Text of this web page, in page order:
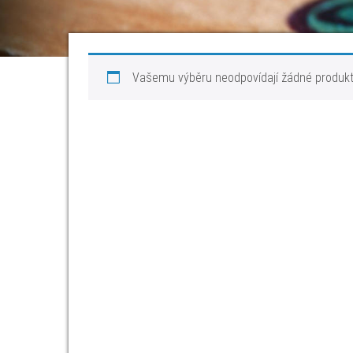
Vašemu výběru neodpovídají žádné